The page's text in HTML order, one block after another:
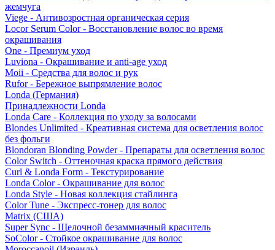
жемчуга
Viege - Антивозростная органическая серия
Locor Serum Color - Восстановление волос во время
окрашивания
One - Премиум уход
Luviona - Окрашивание и anti-age уход
Moii - Средства для волос и рук
Rufor - Бережное выпрямление волос
Londa (Германия)
Принадлежности Londa
Londa Care - Коллекция по уходу за волосами
Blondes Unlimited - Креативная система для осветления волос
без фольги
Blondoran Blonding Powder - Препараты для осветления волос
Color Switch - Оттеночная краска прямого действия
Curl & Londa Form - Текстурирование
Londa Color - Окрашивание для волос
Londa Style - Новая коллекция стайлинга
Color Tune - Экспресс-тонер для волос
Matrix (США)
Super Sync - Щелочной безаммиачный краситель
SoColor - Стойкое окрашивание для волос